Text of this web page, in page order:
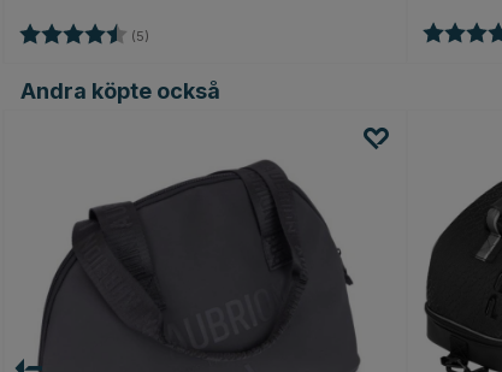
Betyg: (5) Betyg:
Andra köpte också